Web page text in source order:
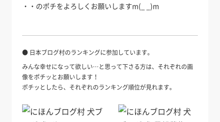
・・のポチをよろしくお願いしますm(_ _)m
● 日本ブログ村のランキングに参加しています。
みんな幸せになって欲しい…と思って下さる方は、それぞれの画
像をポチッとお願いします！
ポチッとしたら、それぞれのランキング順位が見れます。